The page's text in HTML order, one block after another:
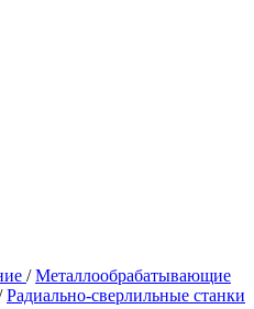
/ Металлообрабатывающие
Радиально-сверлильные станки